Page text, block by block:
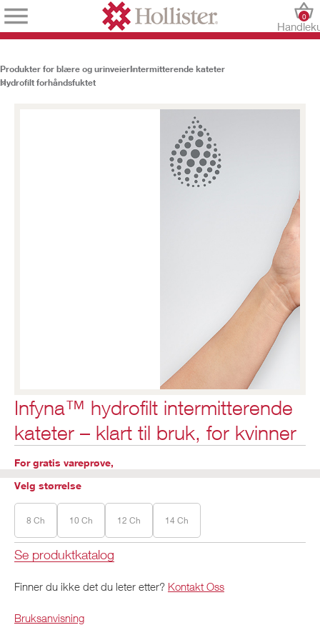
0
Produkter for blære og urinveierIntermitterende kateter
Hydrofilt forhåndsfuktet
Infyna™ hydrofilt intermitterende
kateter – klart til bruk, for kvinner
For gratis vareprøve,
Velg størrelse
8 Ch 10 Ch 12 Ch 14 Ch
Se produktkatalog
Finner du ikke det du leter etter? Kontakt Oss
Bruksanvisning